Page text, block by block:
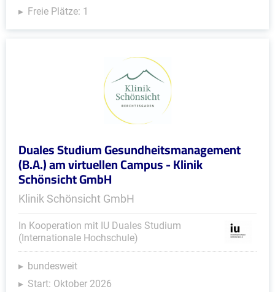
Freie Plätze: 1
Duales Studium Gesundheitsmanagement
(B.A.) am virtuellen Campus - Klinik
Schönsicht GmbH
Klinik Schönsicht GmbH
In Kooperation mit IU Duales Studium
(Internationale Hochschule)
bundesweit
Start: Oktober 2026